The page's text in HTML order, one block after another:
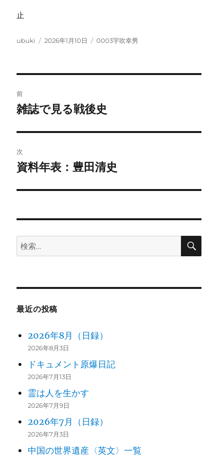
止
投
ubuki
投
2026年1月10日
カ
0003宇吹幸男
稿
ビ
ゲ
ー
ン
前
前
投
稿:
雑誌で見る戦後史
次
次
投
資料年表：豊田清史
検
索:
検
最近の投稿
2026年8月（日録）
2026年8月3日
ドキュメント原爆日記
2026年7月13日
霊は人を生かす
2026年7月9日
2026年7月（日録）
2026年7月3日
中国の世界遺産〈英文〉一覧